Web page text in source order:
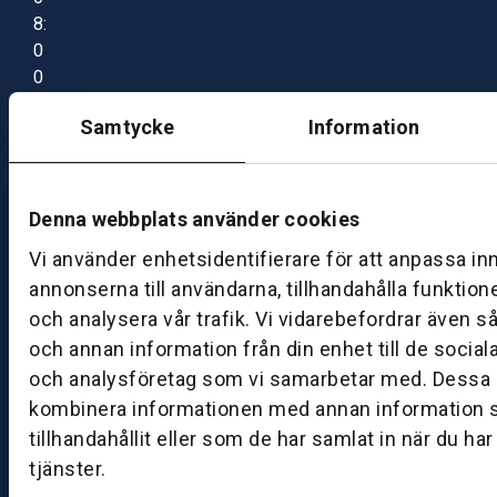
Samtycke Information
Denna webbplats använder cookies
Vi använder enhetsidentifierare för att anpassa
annonserna till användarna, tillhandahålla
och analysera vår trafik. Vi vidarebefordrar även
och annan information från din enhet till de
och analysföretag som vi samarbetar med. Dessa
kombinera informationen med annan information
tillhandahållit eller som de har samlat in när du
tjänster.
8:
0
0
7:
0
B
S
k
ö
v
d